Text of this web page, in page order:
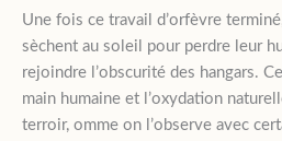
Une fois ce travail d’orfèvre
sèchent au soleil pour perdre leur
rejoindre l’obscurité des hangars.
main humaine et l’oxydation
terroir, omme on l’observe avec